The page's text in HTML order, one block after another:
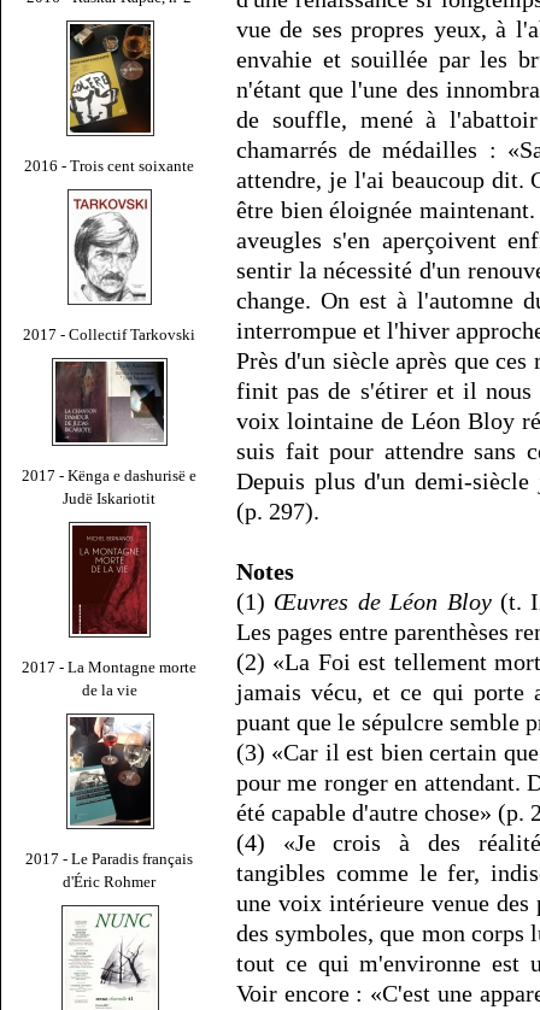
2016 - Trois cent soixante
2017 - Collectif Tarkovski
2017 - Kënga e dashurisë e
Judë Iskariotit
2017 - La Montagne morte
de la vie
2017 - Le Paradis français
d'Éric Rohmer
vue de ses propres yeux, à
envahie et souillée par les
n'étant que l'une des
de souffle, mené à
chamarrés de médailles :
attendre, je l'ai beaucoup dit.
être bien éloignée
aveugles s'en aperçoivent
sentir la nécessité d'un
change. On est à l'automne
interrompue et l'hiver
Près d'un siècle après que
finit pas de s'étirer et il nous
voix lointaine de Léon Bloy
suis fait pour attendre sans
Depuis plus d'un demi-siècle
(p. 297).
Notes
(1) Œuvres de Léon Bloy(t.
Les pages entre parenthèses
(2) «La Foi est tellement
jamais vécu, et ce qui porte
puant que le sépulcre semble
(3) «Car il est bien certain
pour me ronger en attendant.
été capable d'autre chose» (p.
(4) «Je crois à des
tangibles comme le fer,
une voix intérieure venue
des symboles, que mon corps
tout ce qui m'environne est
Voir encore : «C'est une